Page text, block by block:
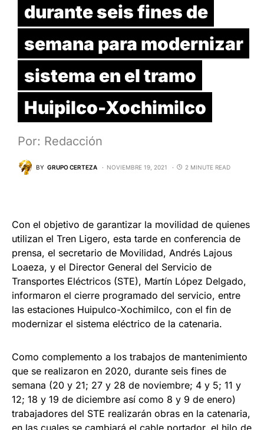
durante seis fines de
semana para modernizar
sistema en el tramo
Huipilco-Xochimilco
Por: Redacción
BY GRUPO CERTEZA NOVIEMBRE 19, 2021 2 MINUTE READ
Con el objetivo de garantizar la movilidad de quienes
utilizan el Tren Ligero, esta tarde en conferencia de
prensa, el secretario de Movilidad, Andrés Lajous
Loaeza, y el Director General del Servicio de
Transportes Eléctricos (STE), Martín López Delgado,
informaron el cierre programado del servicio, entre
las estaciones Huipulco-Xochimilco, con el fin de
modernizar el sistema eléctrico de la catenaria.
Como complemento a los trabajos de mantenimiento
que se realizaron en 2020, durante seis fines de
semana (20 y 21; 27 y 28 de noviembre; 4 y 5; 11 y
12; 18 y 19 de diciembre así como 8 y 9 de enero)
trabajadores del STE realizarán obras en la catenaria,